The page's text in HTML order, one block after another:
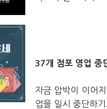
37개 점포 영업 중
자금 압박이 이어
업을 일시 중단하